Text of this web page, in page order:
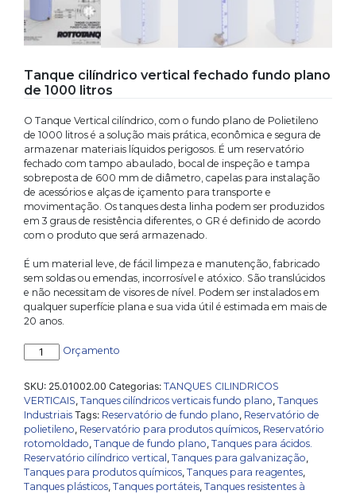
Tanque cilíndrico vertical fechado fundo plano
de 1000 litros
O Tanque Vertical cilíndrico, com o fundo plano de Polietileno
de 1000 litros é a solução mais prática, econômica e segura de
armazenar materiais líquidos perigosos. É um reservatório
fechado com tampo abaulado, bocal de inspeção e tampa
sobreposta de 600 mm de diâmetro, capelas para instalação
de acessórios e alças de içamento para transporte e
movimentação. Os tanques desta linha podem ser produzidos
em 3 graus de resistência diferentes, o GR é definido de acordo
com o produto que será armazenado.
É um material leve, de fácil limpeza e manutenção, fabricado
sem soldas ou emendas, incorrosível e atóxico. São translúcidos
e não necessitam de visores de nível. Podem ser instalados em
qualquer superfície plana e sua vida útil é estimada em mais de
20 anos.
Tanque
cilíndrico
fechado
fundo
plano
de
1000
litros
quantidade
Orçamento
SKU: 25.01002.00 Categorias: TANQUES CILINDRICOS
VERTICAIS, Tanques cilíndricos verticais fundo plano, Tanques
Industriais Tags: Reservatório de fundo plano, Reservatório de
polietileno, Reservatório para produtos químicos, Reservatório
rotomoldado, Tanque de fundo plano, Tanques para ácidos.
Reservatório cilíndrico vertical , Tanques para galvanização,
Tanques para produtos químicos, Tanques para reagentes,
Tanques plásticos, Tanques portáteis, Tanques resistentes à